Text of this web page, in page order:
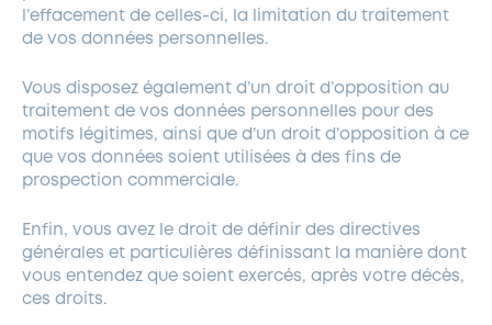
l’effacement de celles-ci, la limitation du traitement
de vos données personnelles.
Vous disposez également d’un droit d’opposition au
traitement de vos données personnelles pour des
motifs légitimes, ainsi que d’un droit d’opposition à ce
que vos données soient utilisées à des fins de
prospection commerciale.
Enfin, vous avez le droit de définir des directives
générales et particulières définissant la manière dont
vous entendez que soient exercés, après votre décès,
ces droits.